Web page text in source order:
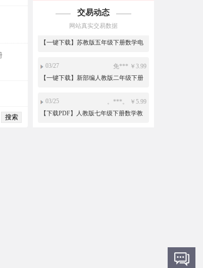
交易动态
网站真实交易数据
d***a ￥4.99
子课本电子教材
【一键下载】新部编人教版二年级下册
道德与法治电子课本电子教材
【下载PDF】人教版七年级下册数学教
师用书电子版